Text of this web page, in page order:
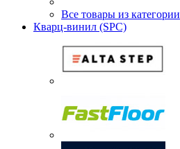
Все товары из категории
Кварц-винил (SPC)